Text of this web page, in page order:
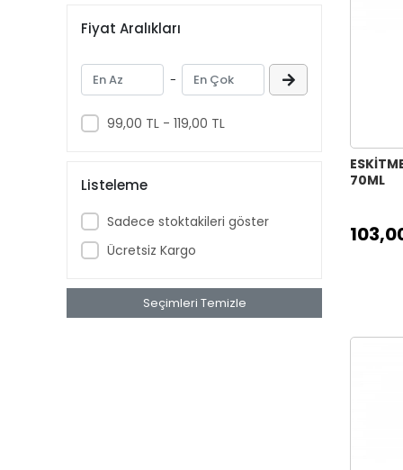
Fiyat Aralıkları
-
99,00 TL - 119,00 TL
Listeleme
Sadece stoktakileri göster
Ücretsiz Kargo
Seçimleri Temizle
70ML